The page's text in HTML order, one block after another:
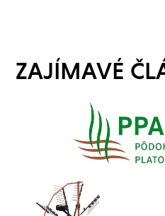
ZAJÍMAVÉ